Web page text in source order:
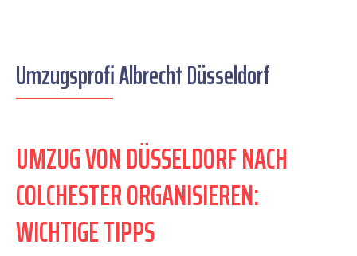
Umzugsprofi Albrecht Düsseldorf
UMZUG VON DÜSSELDORF NACH
COLCHESTER ORGANISIEREN:
WICHTIGE TIPPS